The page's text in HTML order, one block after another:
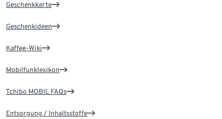
Geschenkkarte
Geschenkideen
Kaffee-Wiki
Mobilfunklexikon
Tchibo MOBIL FAQs
Entsorgung / Inhaltsstoffe